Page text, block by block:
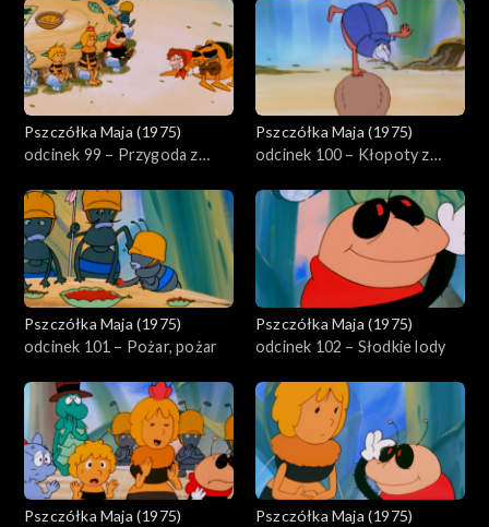
Pszczółka Maja (1975)
odcinek 99 – Przygoda z
Pszczółka Maja (1975)
odcinek 100 – Kłopoty z
Pszczółka Maja (1975)
odcinek 101 – Pożar, pożar
Pszczółka Maja (1975)
odcinek 102 – Słodkie lody
Pszczółka Maja (1975)
Pszczółka Maja (1975)